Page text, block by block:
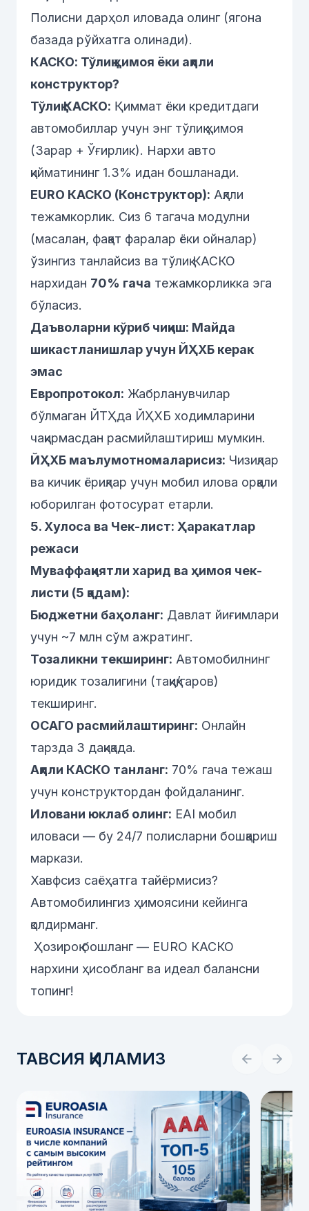
Полисни дарҳол иловада олинг (ягона
базада рўйхатга олинади).
КАСКО: Тўлиқ ҳимоя ёки ақлли
конструктор?
Тўлиқ КАСКО: Қиммат ёки кредитдаги
автомобиллар учун энг тўлиқ ҳимоя
(Зарар + Ўғирлик). Нархи авто
қийматининг 1.3% идан бошланади.
EURO КАСКО (Конструктор): Ақлли
тежамкорлик. Сиз 6 тагача модулни
(масалан, фақат фаралар ёки ойналар)
ўзингиз танлайсиз ва тўлиқ КАСКО
нархидан 70% гача тежамкорликка эга
бўласиз.
Даъволарни кўриб чиқиш: Майда
шикастланишлар учун ЙҲХБ керак
эмас
Европротокол: Жабрланувчилар
бўлмаган ЙТҲда ЙҲХБ ходимларини
чақирмасдан расмийлаштириш мумкин.
ЙҲХБ маълумотномаларисиз: Чизиқлар
ва кичик ёриқлар учун мобил илова орқали
юборилган фотосурат етарли.
5. Хулоса ва Чек-лист: Ҳаракатлар
режаси
Муваффақиятли харид ва ҳимоя чек-
листи (5 қадам):
Бюджетни баҳоланг: Давлат йиғимлари
учун ~7 млн сўм ажратинг.
Тозаликни текширинг: Автомобилнинг
юридик тозалигини (тақиқ/гаров)
текширинг.
ОСАГО расмийлаштиринг: Онлайн
тарзда 3 дақиқада.
Ақлли КАСКО танланг: 70% гача тежаш
учун конструктордан фойдаланинг.
Иловани юклаб олинг: EAI мобил
иловаси — бу 24/7 полисларни бошқариш
маркази.
Хавфсиз саёҳатга тайёрмисиз?
Автомобилингиз ҳимоясини кейинга
қолдирманг.
Ҳозироқ бошланг — EURO КАСКО
нархини ҳисобланг ва идеал балансни
топинг!
ТАВСИЯ ҚИЛАМИЗ